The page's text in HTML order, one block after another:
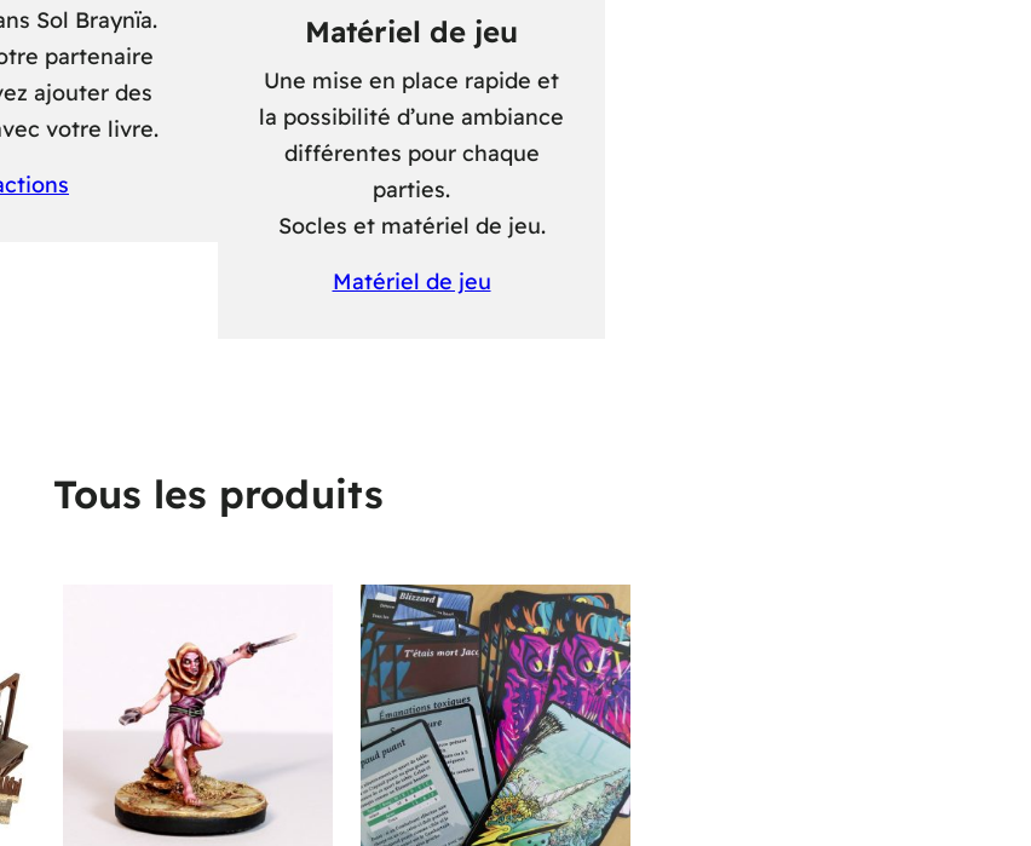
Sol Braynïa.
partenaire
ajouter des
votre livre.
Matériel de jeu
Une mise en place rapide et
la possibilité d’une ambiance
différentes pour chaque
parties.
Socles et matériel de jeu.
Matériel de jeu
Tous les produits